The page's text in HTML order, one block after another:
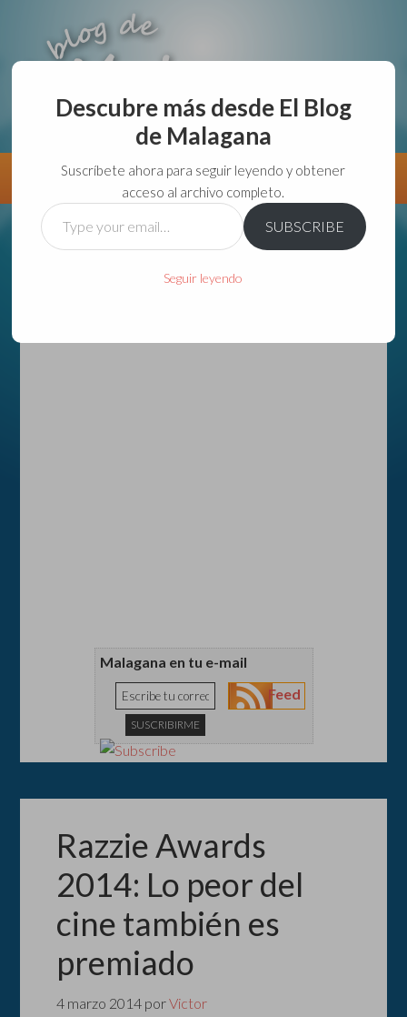
aunque lo haga de malas lo hago....
Información Directorio VivirGuadalajara
Malagana en tu e-mail
Feed
Razzie Awards
2014: Lo peor del
cine también es
premiado
4 marzo 2014 porVictor
Descubre más desde El Blog
de Malagana
Suscríbete ahora para seguir leyendo y obtener
acceso al archivo completo.
Type
your
SUBSCRIBE
Seguir leyendo